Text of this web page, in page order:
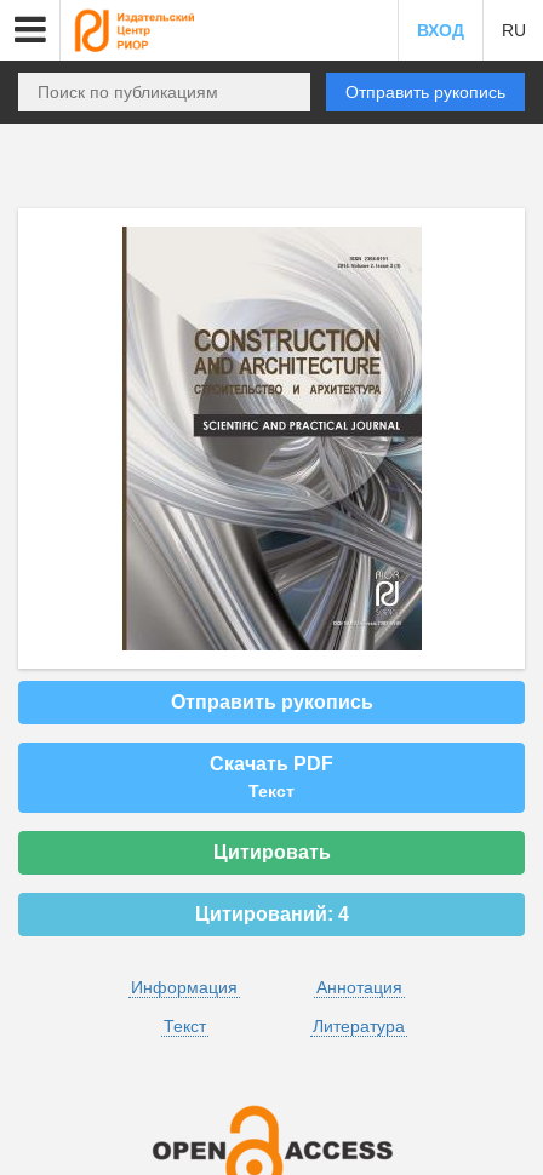
ВХОД RU
Отправить рукопись
Отправить рукопись
Скачать PDF
Текст
Цитировать
Цитирований: 4
Информация
Аннотация
Текст
Литература